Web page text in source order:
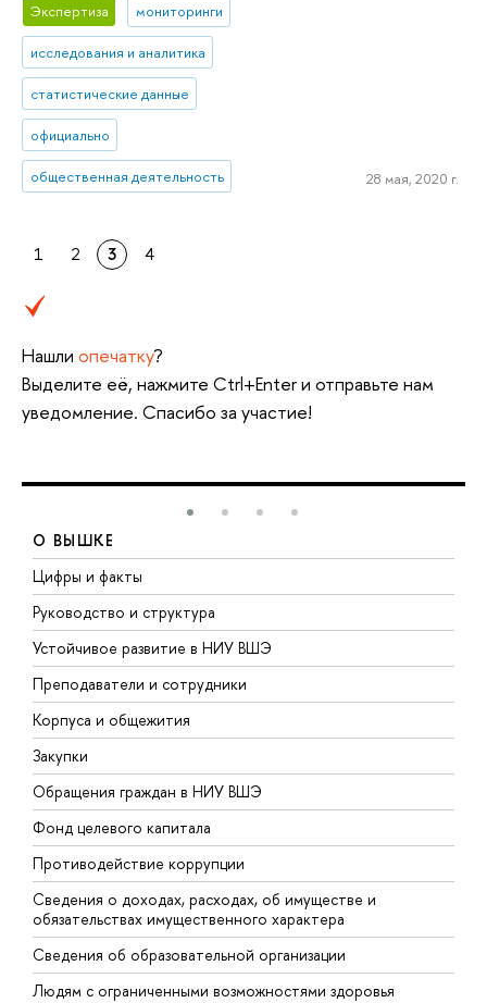
Экспертиза мониторинги
исследования и аналитика
статистические данные
официально
общественная деятельность 28 мая, 2020 г.
1 2 3 4
Нашли опечатку?
Выделите её, нажмите Ctrl+Enter и отправьте нам
уведомление. Спасибо за участие!
О ВЫШКЕ
Цифры и факты
Руководство и структура
Устойчивое развитие в НИУ ВШЭ
Преподаватели и сотрудники
Корпуса и общежития
Закупки
Обращения граждан в НИУ ВШЭ
Фонд целевого капитала
Противодействие коррупции
Сведения о доходах, расходах, об имуществе и
обязательствах имущественного характера
Сведения об образовательной организации
Людям с ограниченными возможностями здоровья